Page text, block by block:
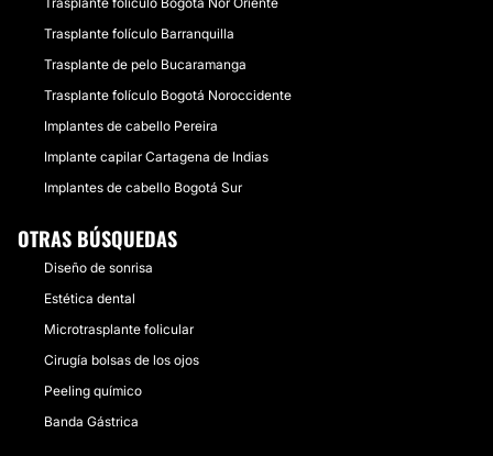
Trasplante folículo Barranquilla
Trasplante de pelo Bucaramanga
Trasplante folículo Bogotá Noroccidente
Implantes de cabello Pereira
Implante capilar Cartagena de Indias
Implantes de cabello Bogotá Sur
OTRAS BÚSQUEDAS
Diseño de sonrisa
Estética dental
Microtrasplante folicular
Cirugía bolsas de los ojos
Peeling químico
Banda Gástrica